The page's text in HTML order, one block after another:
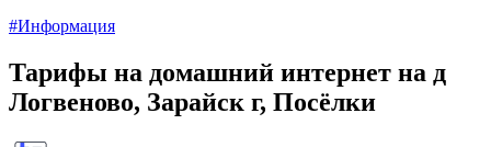
#Информация
Тарифы на домашний интернет на д
Логвеново, Зарайск г, Посёлки